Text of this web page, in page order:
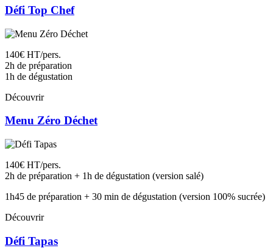
Défi Top Chef
140€ HT/pers.
2h de préparation
1h de dégustation
Découvrir
Menu Zéro Déchet
140€ HT/pers.
2h de préparation + 1h de dégustation (version salé)
1h45 de préparation + 30 min de dégustation (version 100% sucrée)
Découvrir
Défi Tapas